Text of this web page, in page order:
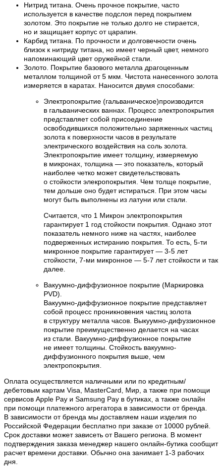
Нитрид титана. Очень прочное покрытие, часто
используется в качестве подслоя перед покрытием
золотом. Это покрытие не только долго не стирается,
но и защищает корпус от царапин.
Карбид титана. По прочности и долговечности очень
близок к нитриду титана, но имеет черный цвет, немного
напоминающий цвет оружейной стали.
Золото. Покрытие базового металла драгоценным
металлом толщиной от 5 мкм. Чистота нанесенного золота
измеряется в каратах. Наносится двумя способами:
Электропокрытие (гальваническое)производится
в гальванических ваннах. Процесс электропокрытия
представляет собой присоединение
освободившихся положительно заряженных частиц
золота к поверхности часов в результате
электрического воздействия на соль золота.
Электропокрытие имеет толщину, измеряемую
в микронах, толщина — это показатель, который
наиболее четко может свидетельствовать
о стойкости элекропокрытия. Чем толще покрытие,
тем дольше оно будет истираться. При этом часы
могут быть выполнены из латуни или стали.
Считается, что 1 Микрон электропокрытия
гарантирует 1 год стойкости покрытия. Однако этот
показатель немного ниже на частях, наиболее
подверженных истиранию покрытия. То есть, 5-ти
микронное покрытие гарантирует — 3-5 лет
стойкости, 7-ми микронное — 5-7 лет стойкости и так
далее.
Вакуумно-диффузионное покрытие (Маркировка
PVD).
Вакуумно-диффузионное покрытие представляет
собой процесс проникновения частиц золота
в структуру металла часов. Выкуумно-дифуззионное
покрытие преимущественно делается на часах
из стали. Вакуумно-диффузионное покрытие
не имеет толщины. Стойкость вакуумно-
диффузионного покрытия выше, чем
электропокрытия.
Оплата осуществляется наличными или по кредитным/
дебетовым картам Visa, MasterCard, Мир, а также при помощи
сервисов Apple Pay и Samsung Pay в бутиках, а также онлайн
при помощи платежного агрегатора в зависимости от бренда.
В зависимости от бренда мы доставляем наши изделия по
Российской Федерации бесплатно при заказе от 10000 рублей.
Срок доставки может зависеть от Вашего региона. В момент
подтверждения заказа менеджер нашего онлайн-бутика сообщит
расчет времени доставки. Обычно она занимает 1-3 рабочих
дня.